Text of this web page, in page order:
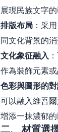
展現民族文字
排版布局 ：采
同文化背景的
文化象征融入
作為裝飾元素
色彩與圖形的
可以融入維吾
增添一抹濃郁
二、 材質選